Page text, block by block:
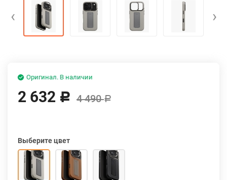
‹ ›
Оригинал. В наличии
2 632 Р 4 490Р
Выберите цвет